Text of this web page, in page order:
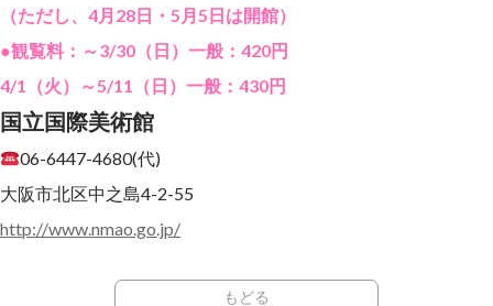
（ただし、4月28日・5月5日は開館）
●観覧料：～3/30（日）一般：420円
4/1（火）～5/11（日）一般：430円
国立国際美術館
06-6447-4680(代)
大阪市北区中之島4-2-55
http://www.nmao.go.jp/
もどる